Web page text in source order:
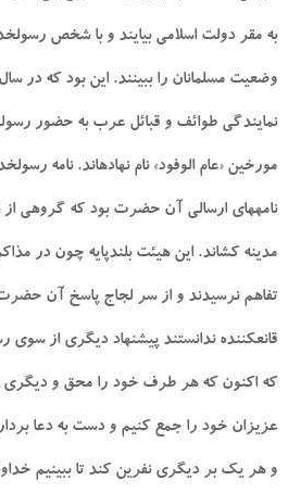
به مقر دولت اسلامى بيايند و با شخص
وضعيت مسلمانان را ببينند. اين بود كه در
نمايندگى طوائف و قبائل عرب به حضور
مورخين «عام الوفود» نام نهاده‏اند. نامه
نامه‏هاى ارسالى آن حضرت بود كه گروهى از
مدينه كشاند. اين هيئت بلندپايه چون در
تفاهم نرسيدند و از سر لجاج پاسخ آن حضرت
قانع‏كننده ندانستند پيشنهاد ديگرى از سوى
كه اكنون كه هر طرف خود را محق و ديگرى
عزيزان خود را جمع كنيم و دست به دعا
و هر يك بر ديگرى نفرين كند تا ببينيم